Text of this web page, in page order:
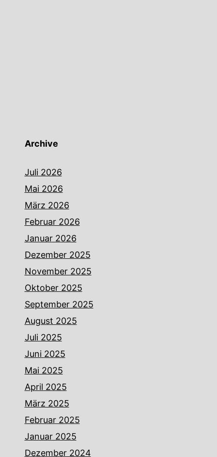
Archive
Juli 2026
Mai 2026
März 2026
Februar 2026
Januar 2026
Dezember 2025
November 2025
Oktober 2025
September 2025
August 2025
Juli 2025
Juni 2025
Mai 2025
April 2025
März 2025
Februar 2025
Januar 2025
Dezember 2024